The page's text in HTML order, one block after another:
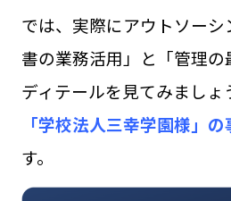
では、実際にアウトソー
書の業務活用」と「管理
ディテールを見てみましょ
「学校法人三幸学園様」の
す。